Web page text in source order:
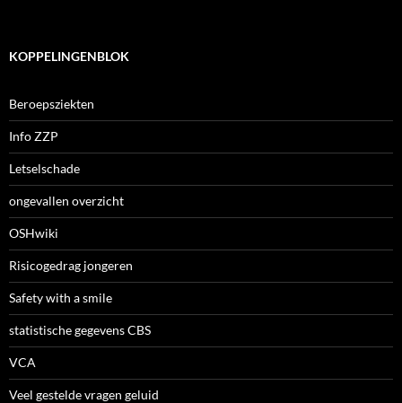
KOPPELINGENBLOK
Beroepsziekten
Info ZZP
Letselschade
ongevallen overzicht
OSHwiki
Risicogedrag jongeren
Safety with a smile
statistische gegevens CBS
VCA
Veel gestelde vragen geluid